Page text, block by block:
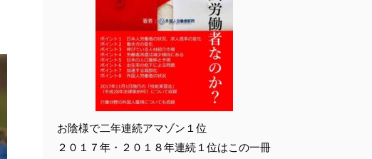
お陰様で二年連続アマゾン１位
２０１７年・２０１８年連続１位はこの一冊